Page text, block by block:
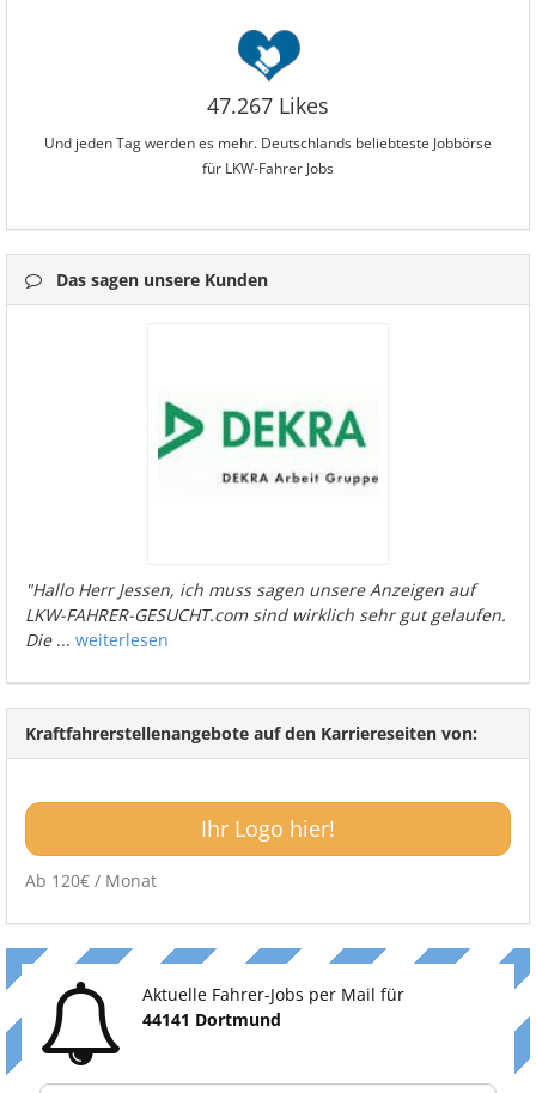
47.267 Likes
Und jeden Tag werden es mehr. Deutschlands beliebteste Jobbörse
für LKW-Fahrer Jobs
Das sagen unsere Kunden
"Hallo Herr Jessen, ich muss sagen unsere Anzeigen auf
LKW-FAHRER-GESUCHT.com sind wirklich sehr gut gelaufen.
Die... weiterlesen
Kraftfahrerstellenangebote auf den Karriereseiten von:
Ihr Logo hier!
Ab 120€ / Monat
Aktuelle Fahrer-Jobs per Mail für
44141 Dortmund